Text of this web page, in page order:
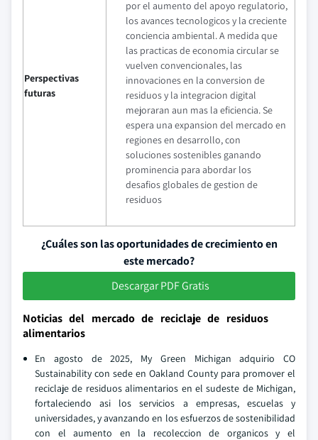
Perspectivas
futuras
por el aumento del apoyo regulatorio,
los avances tecnologicos y la creciente
conciencia ambiental. A medida que
las practicas de economia circular se
vuelven convencionales, las
innovaciones en la conversion de
residuos y la integracion digital
mejoraran aun mas la eficiencia. Se
espera una expansion del mercado en
regiones en desarrollo, con
soluciones sostenibles ganando
prominencia para abordar los
desafios globales de gestion de
residuos
¿Cuáles son las oportunidades de crecimiento en
este mercado?
Descargar PDF Gratis
Noticias del mercado de reciclaje de residuos
alimentarios
En agosto de 2025, My Green Michigan adquirio CO
Sustainability con sede en Oakland County para promover el
reciclaje de residuos alimentarios en el sudeste de Michigan,
fortaleciendo asi los servicios a empresas, escuelas y
universidades, y avanzando en los esfuerzos de sostenibilidad
con el aumento en la recoleccion de organicos y el